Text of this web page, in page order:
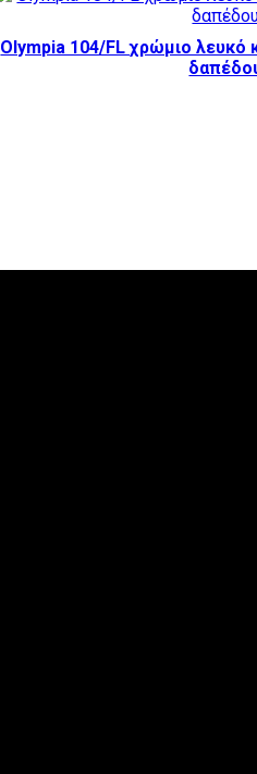
Olympia 104/FL χρώμιο λευκό